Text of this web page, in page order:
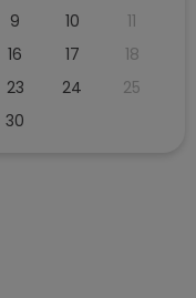
9 10
11
16 17
18
23 24
25
30